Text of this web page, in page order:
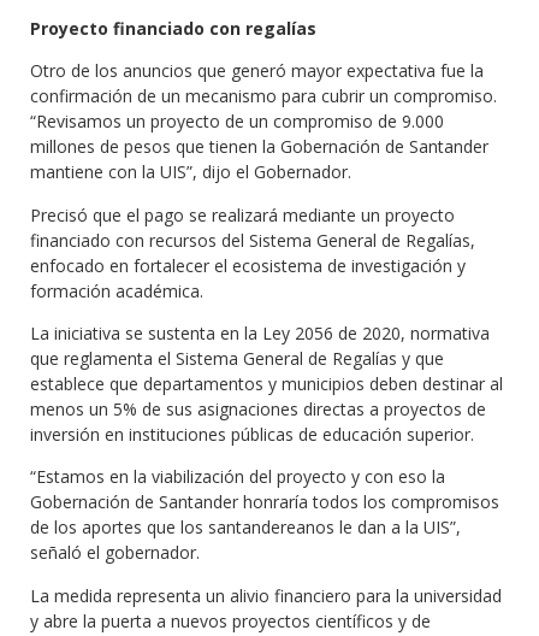
Proyecto financiado con regalías
Otro de los anuncios que generó mayor expectativa fue la
confirmación de un mecanismo para cubrir un compromiso.
“Revisamos un proyecto de un compromiso de 9.000
millones de pesos que tienen la Gobernación de Santander
mantiene con la UIS”, dijo el Gobernador.
Precisó que el pago se realizará mediante un proyecto
financiado con recursos del Sistema General de Regalías,
enfocado en fortalecer el ecosistema de investigación y
formación académica.
La iniciativa se sustenta en la Ley 2056 de 2020, normativa
que reglamenta el Sistema General de Regalías y que
establece que departamentos y municipios deben destinar al
menos un 5% de sus asignaciones directas a proyectos de
inversión en instituciones públicas de educación superior.
“Estamos en la viabilización del proyecto y con eso la
Gobernación de Santander honraría todos los compromisos
de los aportes que los santandereanos le dan a la UIS”,
señaló el gobernador.
La medida representa un alivio financiero para la universidad
y abre la puerta a nuevos proyectos científicos y de